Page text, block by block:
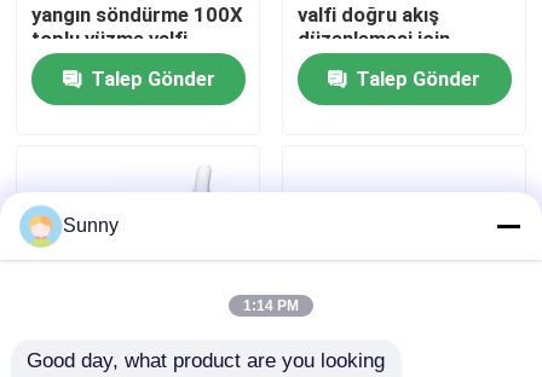
Kalite Kontrolü
Bir İndirim İste
Sınır ötesi tedarik
yangın söndürme 100X
toplu yüzme valfi
Talep Gönder
valfi doğru akış
düzenlemesi için
yumuşak mühür
Talep Gönder
Sunny
1:14 PM
Good day, what product are you looking